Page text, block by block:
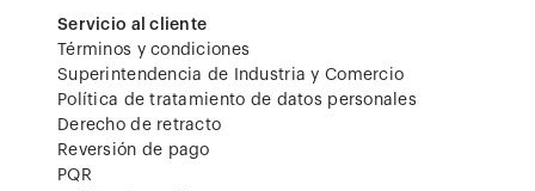
Servicio al cliente
Términos y condiciones
Superintendencia de Industria y Comercio
Política de tratamiento de datos personales
Derecho de retracto
Reversión de pago
PQR